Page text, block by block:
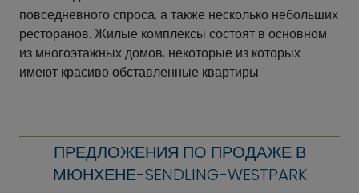
повседневного спроса, а также несколько небольших
ресторанов. Жилые комплексы состоят в основном
из многоэтажных домов, некоторые из которых
имеют красиво обставленные квартиры.
ПРЕДЛОЖЕНИЯ ПО ПРОДАЖЕ В
МЮНХЕНЕ-SENDLING-WESTPARK